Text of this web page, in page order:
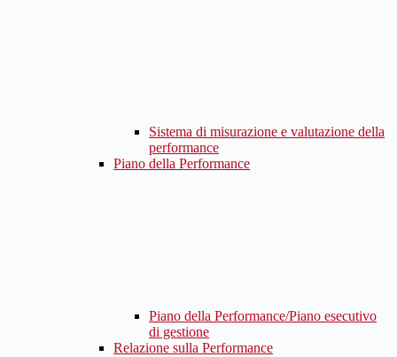
Sistema di misurazione e valutazione della
performance
Piano della Performance
Piano della Performance/Piano esecutivo
di gestione
Relazione sulla Performance